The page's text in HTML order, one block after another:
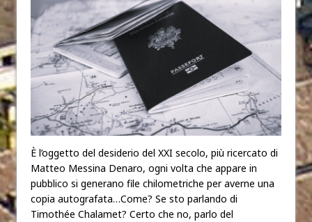
È l’oggetto del desiderio del XXI secolo, più ricercato di
Matteo Messina Denaro, ogni volta che appare in
pubblico si generano file chilometriche per averne una
copia autografata…Come? Se sto parlando di
Timothée Chalamet? Certo che no, parlo del